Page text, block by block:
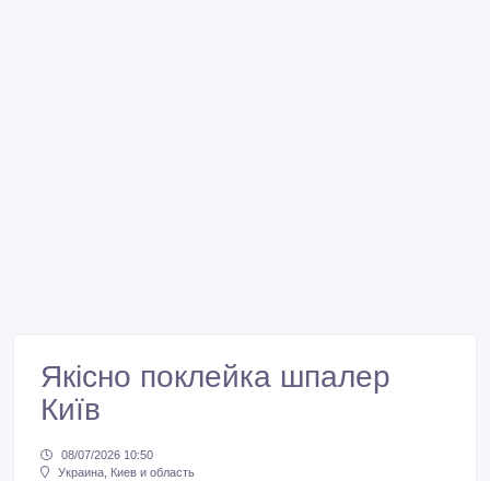
Якісно поклейка шпалер
Київ
08/07/2026 10:50
Украина, Киев и область